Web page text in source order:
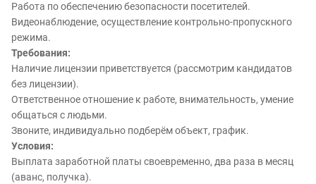
Работа по обеспечению безопасности посетителей.
Видеонаблюдение, осуществление контрольно-пропускного
режима.
Требования:
Наличие лицензии приветствуется (рассмотрим кандидатов
без лицензии).
Ответственное отношение к работе, внимательность, умение
общаться с людьми.
Звоните, индивидуально подберём объект, график.
Условия:
Выплата заработной платы своевременно, два раза в месяц
(аванс, получка).